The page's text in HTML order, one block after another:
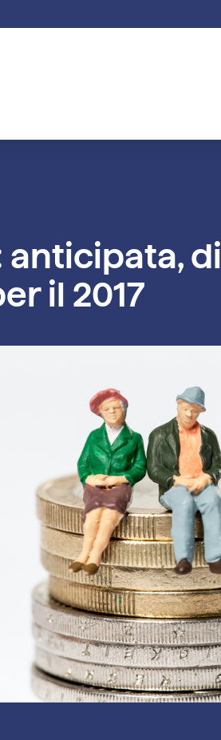
anticipata,
il 2017